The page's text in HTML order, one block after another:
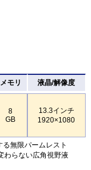
メモリ 液晶/解像度
8
GB
13.3インチ
1920×1080
無限パームレスト
わらない広角視野液